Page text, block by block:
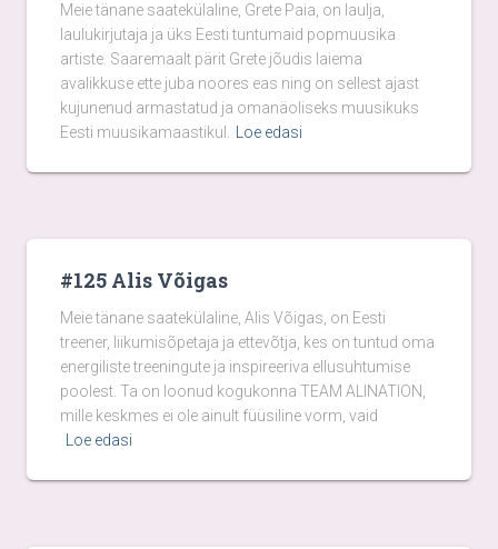
Meie tänane saatekülaline, Grete Paia, on laulja,
laulukirjutaja ja üks Eesti tuntumaid popmuusika
artiste. Saaremaalt pärit Grete jõudis laiema
avalikkuse ette juba noores eas ning on sellest ajast
kujunenud armastatud ja omanäoliseks muusikuks
Eesti muusikamaastikul.
Loe edasi
#125 Alis Võigas
Meie tänane saatekülaline, Alis Võigas, on Eesti
treener, liikumisõpetaja ja ettevõtja, kes on tuntud oma
energiliste treeningute ja inspireeriva ellusuhtumise
poolest. Ta on loonud kogukonna TEAM ALINATION,
mille keskmes ei ole ainult füüsiline vorm, vaid
Loe edasi